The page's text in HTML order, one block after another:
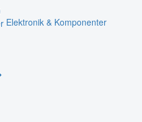
Elektronik & Komponenter